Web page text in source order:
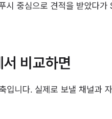
시 중심으로 견적을 받았다
비교하면
입니다. 실제로 보낼 채널과